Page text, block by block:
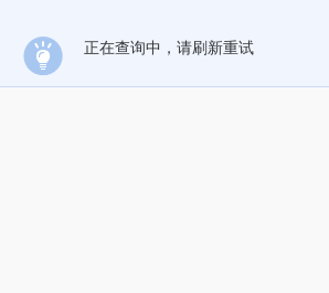
正在查询中，请刷新重试